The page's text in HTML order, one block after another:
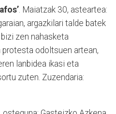
. Maiatzak 30, asteartea:
argazkilari talde batek
zen nahasketa
odoltsuen artean,
lanbidea ikasi eta
zuten. Zuzendaria: